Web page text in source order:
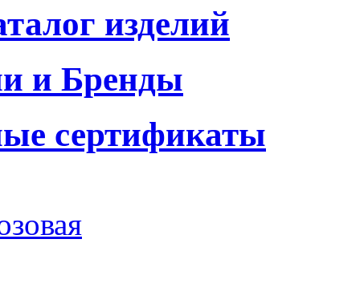
изделий
и Бренды
сертификаты